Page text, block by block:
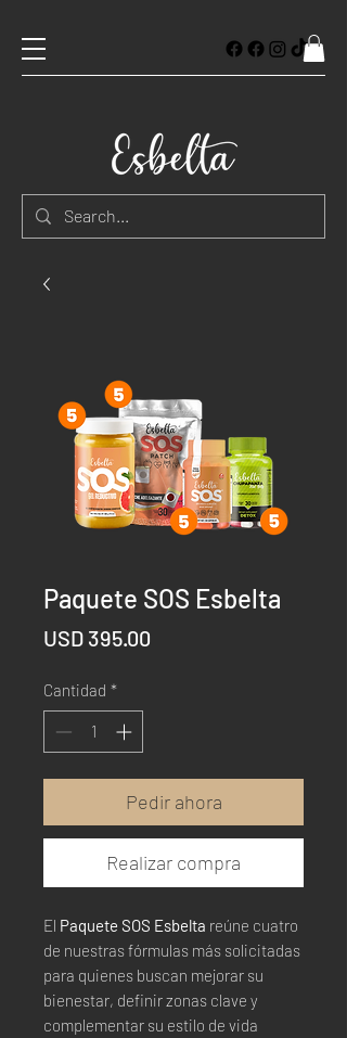
Paquete SOS Esbelta
USD 395.00
Cantidad *
Pedir ahora
Realizar compra
El Paquete SOS Esbelta reúne cuatro
de nuestras fórmulas más solicitadas
para quienes buscan mejorar su
bienestar, definir zonas clave y
complementar su estilo de vida